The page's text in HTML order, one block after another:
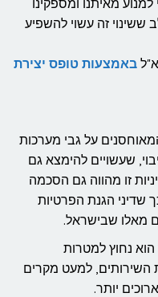
מאיתנו ומספקינו
ששינוי זה עשוי להשפיע
באמצעות טופס יצירת
על גבי מערכות
שעשויים להימצא גם
זו מהווה גם הסכמה
הגנת הפרטיות
מאלו שבישראל.
נחוץ למטרות
השירותים, למעט מקרים
יותר.